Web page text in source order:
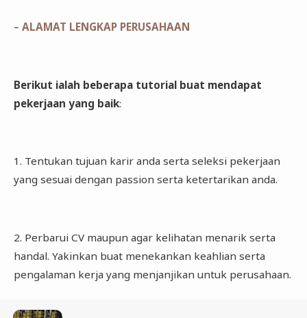
– ALAMAT LENGKAP PERUSAHAAN
Berikut ialah beberapa tutorial buat mendapat
pekerjaan yang baik:
1. Tentukan tujuan karir anda serta seleksi pekerjaan
yang sesuai dengan passion serta ketertarikan anda.
2. Perbarui CV maupun agar kelihatan menarik serta
handal. Yakinkan buat menekankan keahlian serta
pengalaman kerja yang menjanjikan untuk perusahaan.